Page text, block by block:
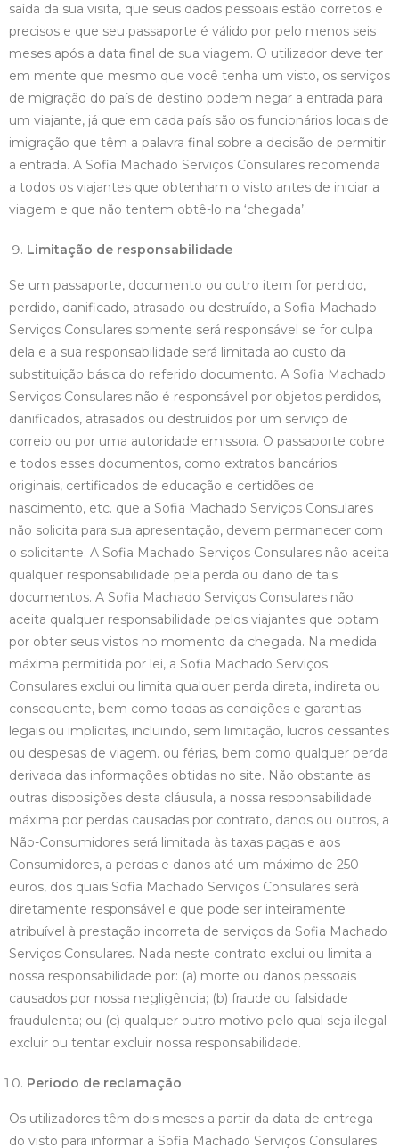
saída da sua visita, que seus dados pessoais estão corretos e
precisos e que seu passaporte é válido por pelo menos seis
meses após a data final de sua viagem. O utilizador deve ter
em mente que mesmo que você tenha um visto, os serviços
de migração do país de destino podem negar a entrada para
um viajante, já que em cada país são os funcionários locais de
imigração que têm a palavra final sobre a decisão de permitir
a entrada. A Sofia Machado Serviços Consulares recomenda
a todos os viajantes que obtenham o visto antes de iniciar a
viagem e que não tentem obtê-lo na ‘chegada’.
Limitação de responsabilidade
Se um passaporte, documento ou outro item for perdido,
perdido, danificado, atrasado ou destruído, a Sofia Machado
Serviços Consulares somente será responsável se for culpa
dela e a sua responsabilidade será limitada ao custo da
substituição básica do referido documento. A Sofia Machado
Serviços Consulares não é responsável por objetos perdidos,
danificados, atrasados ou destruídos por um serviço de
correio ou por uma autoridade emissora. O passaporte cobre
e todos esses documentos, como extratos bancários
originais, certificados de educação e certidões de
nascimento, etc. que a Sofia Machado Serviços Consulares
não solicita para sua apresentação, devem permanecer com
o solicitante. A Sofia Machado Serviços Consulares não aceita
qualquer responsabilidade pela perda ou dano de tais
documentos. A Sofia Machado Serviços Consulares não
aceita qualquer responsabilidade pelos viajantes que optam
por obter seus vistos no momento da chegada. Na medida
máxima permitida por lei, a Sofia Machado Serviços
Consulares exclui ou limita qualquer perda direta, indireta ou
consequente, bem como todas as condições e garantias
legais ou implícitas, incluindo, sem limitação, lucros cessantes
ou despesas de viagem. ou férias, bem como qualquer perda
derivada das informações obtidas no site. Não obstante as
outras disposições desta cláusula, a nossa responsabilidade
máxima por perdas causadas por contrato, danos ou outros, a
Não-Consumidores será limitada às taxas pagas e aos
Consumidores, a perdas e danos até um máximo de 250
euros, dos quais Sofia Machado Serviços Consulares será
diretamente responsável e que pode ser inteiramente
atribuível à prestação incorreta de serviços da Sofia Machado
Serviços Consulares. Nada neste contrato exclui ou limita a
nossa responsabilidade por: (a) morte ou danos pessoais
causados por nossa negligência; (b) fraude ou falsidade
fraudulenta; ou (c) qualquer outro motivo pelo qual seja ilegal
excluir ou tentar excluir nossa responsabilidade.
Período de reclamação
Os utilizadores têm dois meses a partir da data de entrega
do visto para informar a Sofia Machado Serviços Consulares